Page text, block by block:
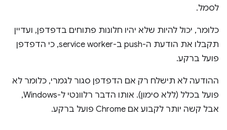
לסמל.
כלומר, יכול להיות שלא יהיו חלונות פתוחים בדפדפן, ועדיין
תקבלו את הודעת ה-push ב-service worker, כי הדפדפן
פועל ברקע.
ההודעה לא תישלח רק אם הדפדפן סגור לגמרי, כלומר לא
פועל בכלל (ללא סימון). אותו הדבר רלוונטי ל-Windows,
אבל קשה יותר לקבוע אם Chrome פועל ברקע.